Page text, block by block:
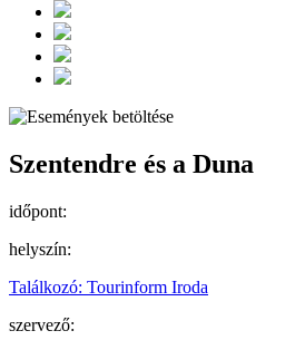
Szentendre és a Duna
időpont:
helyszín:
Találkozó: Tourinform Iroda
szervező: